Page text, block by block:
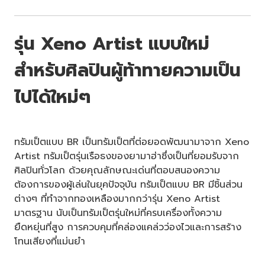
รุ่น Xeno Artist แบบใหม่
สำหรับศิลปินผู้ท้าทายความเป็น
ไปได้ใหม่ๆ
ทรัมเป็ตแบบ BR เป็นทรัมเป็ตที่ต่อยอดพัฒนามาจาก Xeno
Artist ทรัมเป็ตรุ่นเรือธงของยามาฮ่าซึ่งเป็นที่ยอมรับจาก
ศิลปินทั่วโลก ด้วยคุณลักษณะเด่นที่ตอบสนองความ
ต้องการของผู้เล่นในยุคปัจจุบัน ทรัมเป็ตแบบ BR มีชิ้นส่วน
ต่างๆ ที่ทำจากทองเหลืองมากกว่ารุ่น Xeno Artist
มาตรฐาน นับเป็นทรัมเป็ตรุ่นใหม่ที่ครบเครื่องทั้งความ
ยืดหยุ่นที่สูง การควบคุมที่คล่องแคล่วว่องไวและการสร้าง
โทนเสียงที่แม่นยำ